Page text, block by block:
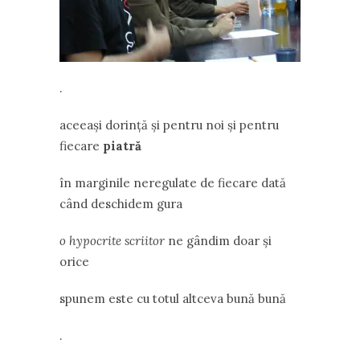
.
aceeaşi dorinţă şi pentru noi şi pentru
fiecare piatră
în marginile neregulate de fiecare dată
când deschidem gura
o hypocrite scriitor ne gândim doar şi
orice
spunem este cu totul altceva bună bună
.